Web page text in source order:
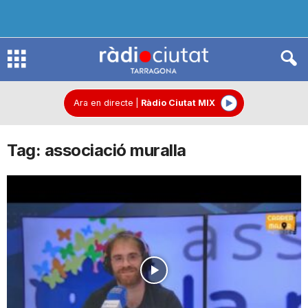
R
d
C
Ara en directe Ràdio Ciutat MIX
Tag: associació muralla